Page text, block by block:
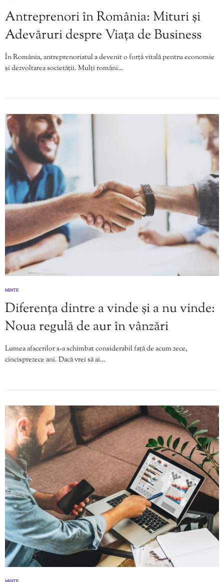
Antreprenori în România: Mituri și
Adevăruri despre Viața de Business
În România, antreprenoriatul a devenit o forță vitală pentru economie
și dezvoltarea societății. Mulți români…
MINTE
Diferența dintre a vinde și a nu vinde:
Noua regulă de aur în vânzări
Lumea afacerilor s-a schimbat considerabil față de acum zece,
cincisprezece ani. Dacă vrei să ai…